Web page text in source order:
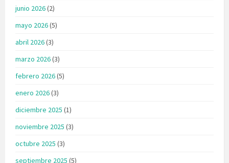
junio 2026(2)
mayo 2026(5)
abril 2026(3)
marzo 2026(3)
febrero 2026(5)
enero 2026(3)
diciembre 2025 (1)
noviembre 2025 (3)
octubre 2025 (3)
septiembre 2025 (5)